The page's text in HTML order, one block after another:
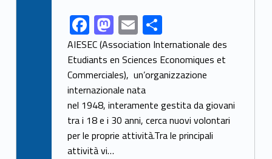
Link identifier share facebook archive #share-link-archive-13861F
ac
e
b
o
o
k
M
as
to
d
o
n
E
m
ai
l
S
h
ar
e
AIESEC (Association Internationale des
Etudiants en Sciences Economiques et
Commerciales), un’organizzazione
internazionale nata
nel 1948, interamente gestita da giovani
tra i 18 e i 30 anni, cerca nuovi volontari
per le proprie attività.Tra le principali
attività vi…